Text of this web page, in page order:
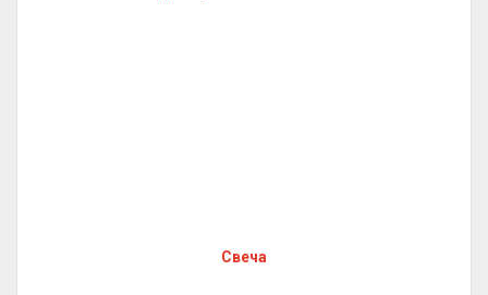
Свеча